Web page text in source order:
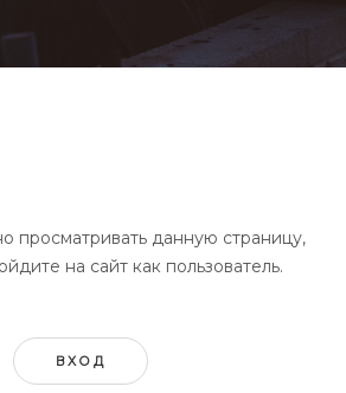
просматривать данную страницу,
на сайт как пользователь.
ВХОД